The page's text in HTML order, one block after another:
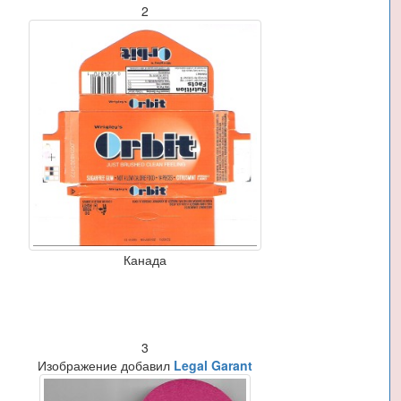
2
Канада
3
Изображение добавил Legal Garant